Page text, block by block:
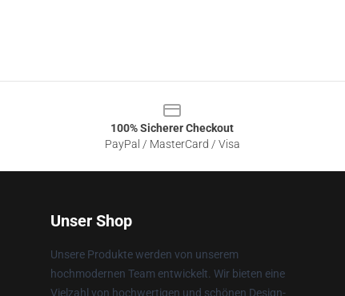
100% Sicherer Checkout
PayPal / MasterCard / Visa
Unser Shop
Unsere Produkte werden von unserem
hochmodernen Team entwickelt. Wir bieten eine
Vielzahl von hochwertigen und schönen Design-